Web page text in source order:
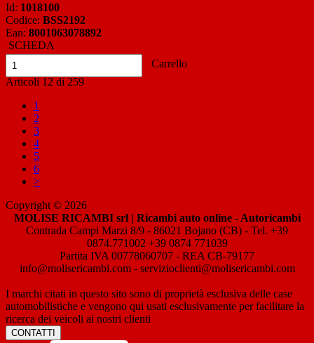
Id: 1018100
Codice: BSS2192
Ean: 8001063078892
SCHEDA
Carrello
Articoli 12 di 259
1
2
3
4
5
6
>
Copyright © 2026
MOLISE RICAMBI srl | Ricambi auto online - Autoricambi
Contrada Campi Marzi 8/9 - 86021 Bojano (CB) - Tel. +39
0874.771002 +39 0874 771039
Partita IVA 00778060707 - REA CB-79177
info@molisericambi.com - servizioclienti@molisericambi.com
I marchi citati in questo sito sono di proprietà esclusiva delle case
automobilistiche e vengono qui usati esclusivamente per facilitare la
ricerca dei veicoli ai nostri clienti
CONTATTI